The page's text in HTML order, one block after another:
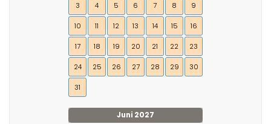
3 4 5 6 7 8 9
10 11 12 13 14 15 16
17 18 19 20 21 22 23
24 25 26 27 28 29 30
31
Juni 2027